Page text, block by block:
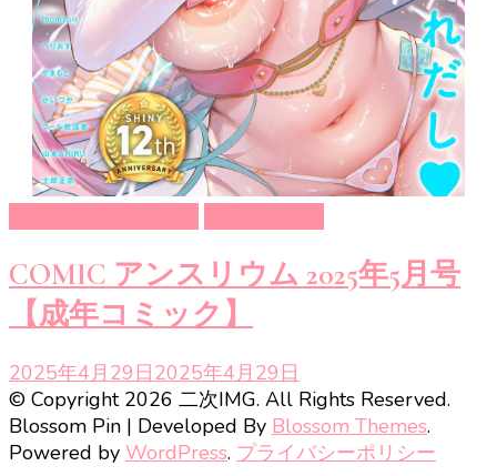
COMIC アンスリウム 2025年5月号
【成年コミック】
2025年4月29日2025年4月29日
© Copyright 2026 二次IMG. All Rights Reserved.
Blossom Pin | Developed By Blossom Themes.
Powered by WordPress. プライバシーポリシー